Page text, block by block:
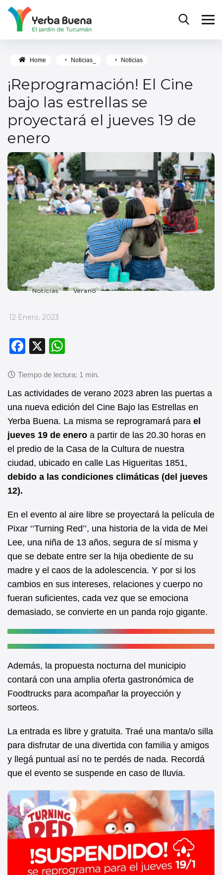
Home Noticias_ Noticias
¡Reprogramación! El Cine
bajo las estrellas se
proyectará el jueves 19 de
enero
Noticias Verano
_
12 Enero, 2023
F
c
e
b
o
o
k
X
at
s
A
p
p
Las actividades de verano 2023 abren las puertas a
una nueva edición del Cine Bajo las Estrellas en
Yerba Buena. La misma se reprogramará para el
jueves 19 de enero a partir de las 20.30 horas en
el predio de la Casa de la Cultura de nuestra
ciudad, ubicado en calle Las Higueritas 1851,
debido a las condiciones climáticas (del jueves
12).
En el evento al aire libre se proyectará la película de
Pixar ‘‘Turning Red’’, una historia de la vida de Mei
Lee, una niña de 13 años, segura de sí misma y
que se debate entre ser la hija obediente de su
madre y el caos de la adolescencia. Y por si los
cambios en sus intereses, relaciones y cuerpo no
fueran suficientes, cada vez que se emociona
demasiado, se convierte en un panda rojo gigante.
Además, la propuesta nocturna del municipio
contará con una amplia oferta gastronómica de
Foodtrucks para acompañar la proyección y
sorteos.
La entrada es libre y gratuita. Traé una manta/o silla
para disfrutar de una divertida con familia y amigos
y llegá puntual así no te perdés de nada. Recordá
que el evento se suspende en caso de lluvia.